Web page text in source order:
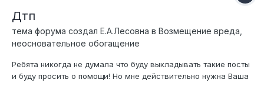
Дтп
тема форума создал Е.А.Лесовна в Возмещение вреда,
неосновательное обогащение
Ребята никогда не думала что буду выкладывать такие посты
и буду просить о помощи! Но мне действительно нужна Ваша